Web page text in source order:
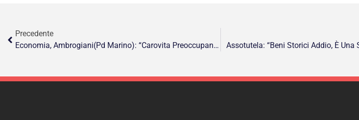
Precedente
Economia, Ambrogiani(Pd Marino): “Carovita Preoccupante E Il Governo È Ancora Alle Promesse”
Assotutela: “Beni Storici Addio, È Una